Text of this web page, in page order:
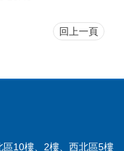
回上一頁
10樓、2樓、西北區5樓